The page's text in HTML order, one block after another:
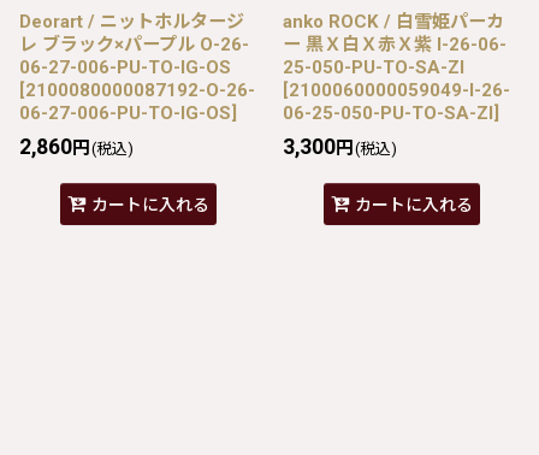
Deorart / ニットホルタージ
レ ブラック×パープル O-26-
06-27-006-PU-TO-IG-OS
[2100080000087192-O-26-
06-27-006-PU-TO-IG-OS]
2,860円 (税込)
カートに入れる
anko ROCK / 白雪姫パーカ
ー 黒Ｘ白Ｘ赤Ｘ紫 I-26-06-
25-050-PU-TO-SA-ZI
[2100060000059049-I-26-
06-25-050-PU-TO-SA-ZI]
3,300円 (税込)
カートに入れる